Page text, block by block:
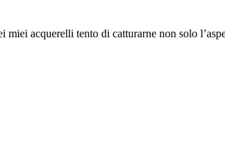
acquerelli tento di catturarne non solo